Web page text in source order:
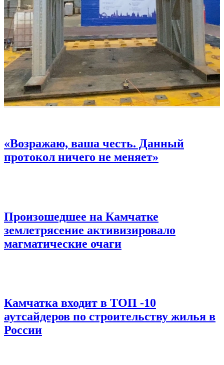
«Возражаю, ваша честь. Данный
протокол ничего не меняет»
Произошедшее на Камчатке
землетрясение активизировало
магматические очаги
Камчатка входит в ТОП -10
аутсайдеров по строительству жилья в
России